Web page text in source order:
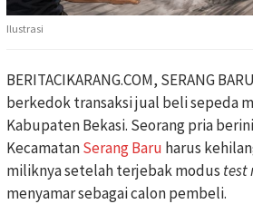
Ilustrasi
BERITACIKARANG.COM, SERANG
berkedok transaksi jual beli sepeda
Kabupaten Bekasi. Seorang pria
KecamatanSerang Baru harus
miliknya setelah terjebak modus test
menyamar sebagai calon pembeli.